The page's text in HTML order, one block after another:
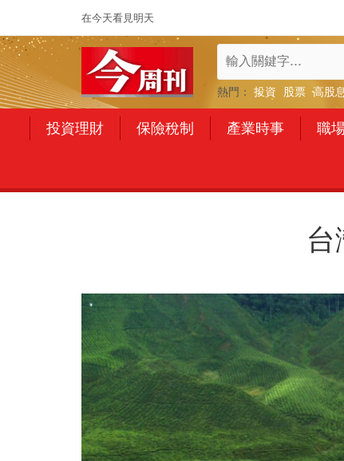
在今天看見明天
熱門： 投資 股票 高股
投資理財 保險稅制 產業時事 職